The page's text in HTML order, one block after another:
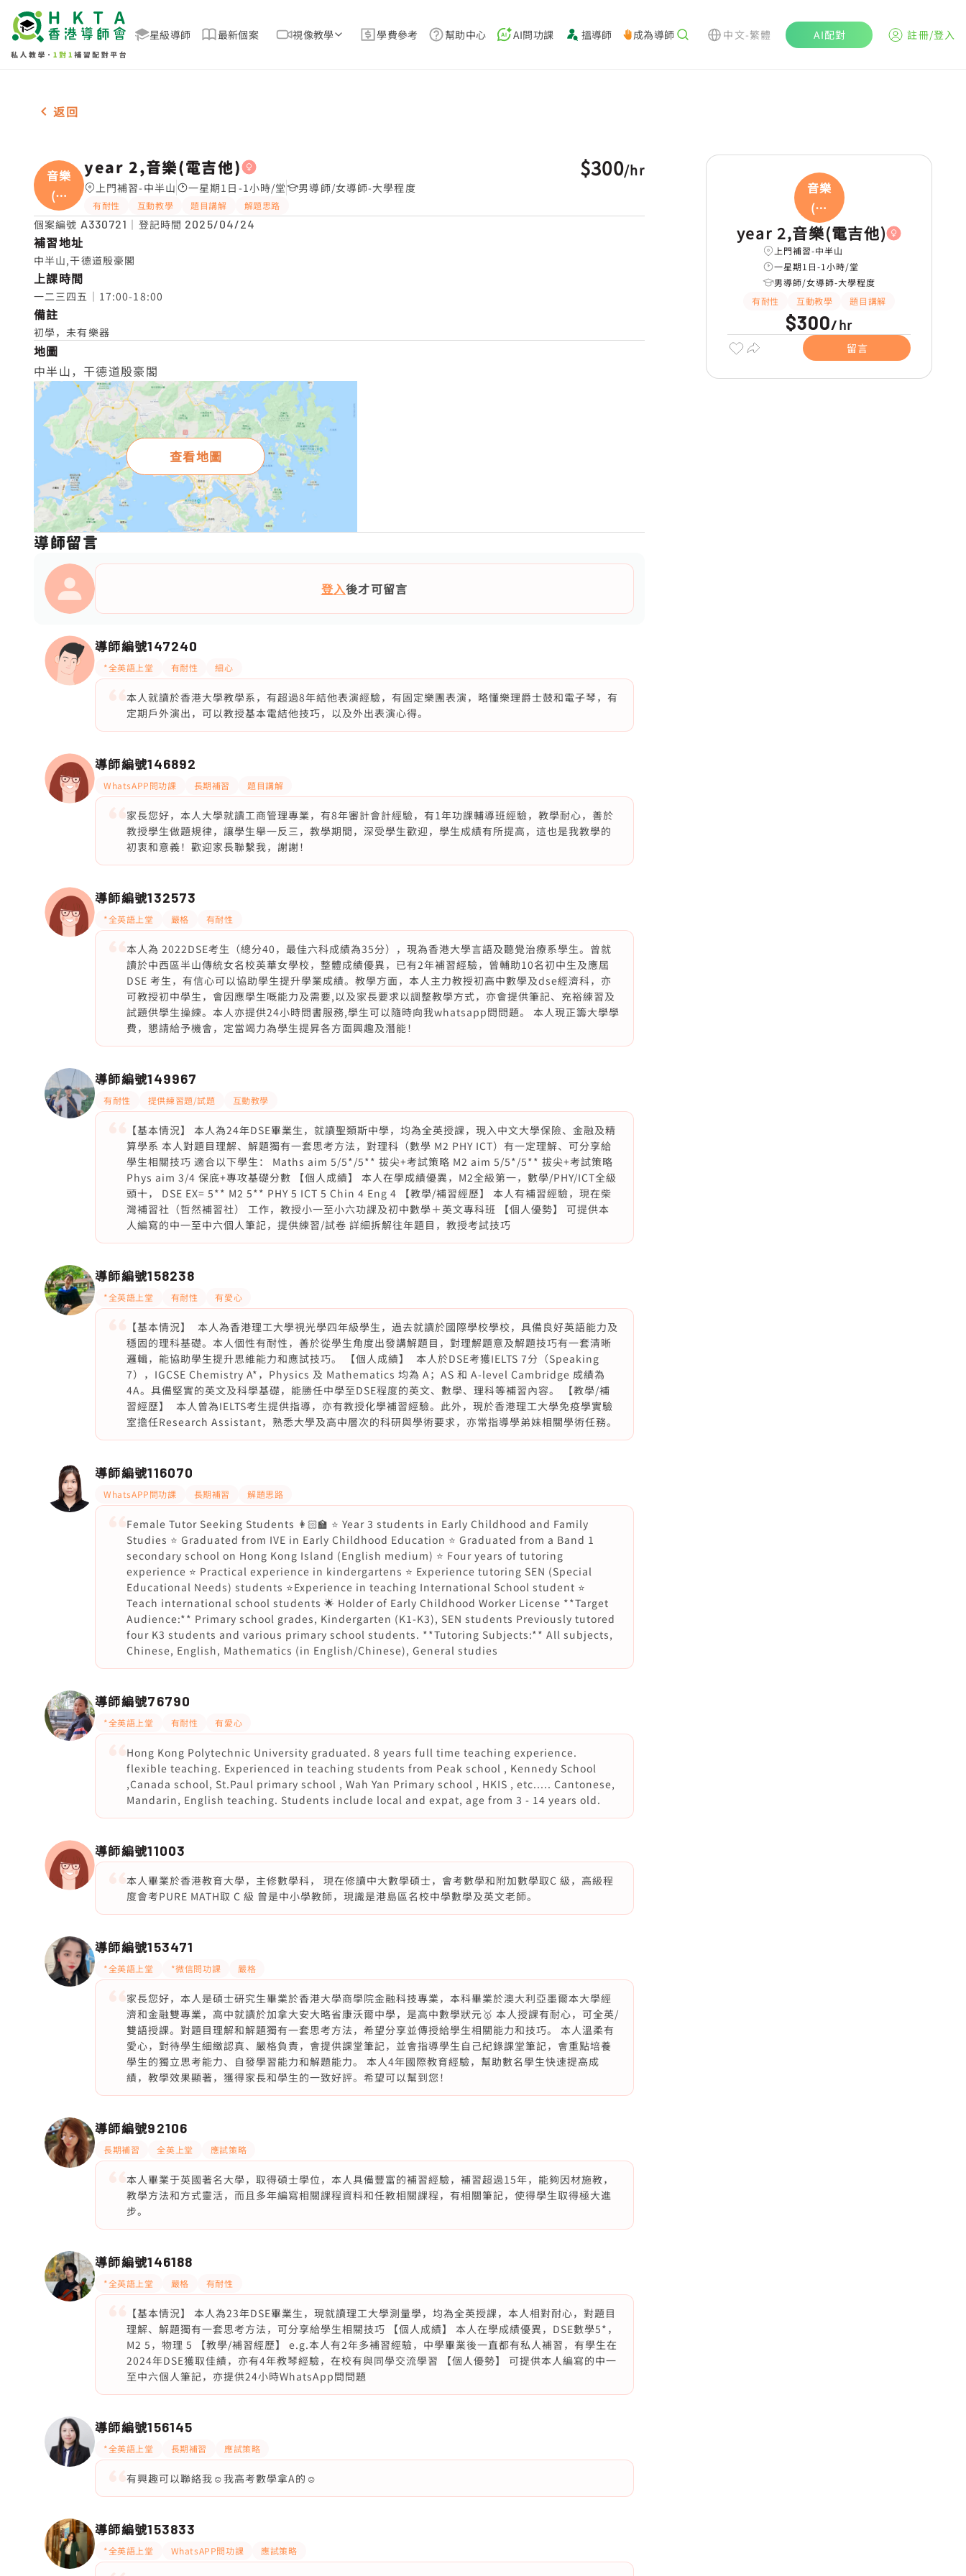
星級導師 最新個案 視像教學 學費參考 幫助中心 AI問功課 搵導師 成為導師 中文-繁體 AI配對 註冊/登入
女-1名 year 2,音樂(電吉他)，中半山 補習推介
返回
音樂
(電
吉
year 2,音樂(電吉他)
上門補習-中半山 一星期1日-1小時/堂 男導師/女導師-大學程度
有耐性 互動教學 題目講解 解題思路
$300/hr
個案編號 A330721 ｜登記時間 2025/04/24
補習地址
中半山,干德道殷豪閣
上課時間
一二三四五｜17:00-18:00
備註
初學，未有樂器
地圖
中半山，干德道殷豪閣
查看地圖
導師留言
登入後才可留言
導師編號147240
*全英語上堂 有耐性 細心
本人就讀於香港大學教學系，有超過8年結他表演經驗，有固定樂團表演，略懂樂理爵士鼓和電子琴，有
定期戶外演出，可以教授基本電結他技巧，以及外出表演心得。
導師編號146892
WhatsAPP問功課 長期補習 題目講解
家長您好，本人大學就讀工商管理專業，有8年審計會計經驗，有1年功課輔導班經驗，教學耐心，善於
教授學生做題規律，讓學生舉一反三，教學期間，深受學生歡迎，學生成績有所提高，這也是我教學的
初衷和意義！歡迎家長聯繫我，謝謝！
導師編號132573
*全英語上堂 嚴格 有耐性
本人為 2022DSE考生（總分40，最佳六科成績為35分），現為香港大學言語及聽覺治療系學生。曾就
讀於中西區半山傳統女名校英華女學校，整體成績優異，已有2年補習經驗，曾輔助10名初中生及應屆
DSE 考生，有信心可以協助學生提升學業成績。教學方面，本人主力教授初高中數學及dse經濟科，亦
可教授初中學生，會因應學生嘅能力及需要,以及家長要求以調整教學方式，亦會提供筆記、充裕練習及
試題供學生操練。本人亦提供24小時問書服務,學生可以隨時向我whatsapp問問題。 本人現正籌大學學
費，懇請給予機會，定當竭力為學生提昇各方面興趣及潛能！
導師編號149967
有耐性 提供練習題/試題 互動教學
【基本情況】 本人為24年DSE畢業生，就讀聖類斯中學，均為全英授課，現入中文大學保險、金融及精
算學系 本人對題目理解、解題獨有一套思考方法，對理科（數學 M2 PHY ICT）有一定理解、可分享給
學生相關技巧 適合以下學生： Maths aim 5/5*/5** 拔尖+考試策略 M2 aim 5/5*/5** 拔尖+考試策略
Phys aim 3/4 保底+專攻基礎分數 【個人成績】 本人在學成績優異，M2全級第一，數學/PHY/ICT全級
頭十， DSE EX= 5** M2 5** PHY 5 ICT 5 Chin 4 Eng 4 【教學/補習經歷】 本人有補習經驗，現在柴
灣補習社（哲然補習社） 工作，教授小一至小六功課及初中數學＋英文專科班 【個人優勢】 可提供本
人編寫的中一至中六個人筆記，提供練習/試卷 詳細拆解往年題目，教授考試技巧
導師編號158238
*全英語上堂 有耐性 有愛心
【基本情況】 本人為香港理工大學視光學四年級學生，過去就讀於國際學校學校，具備良好英語能力及
穩固的理科基礎。本人個性有耐性，善於從學生角度出發講解題目，對理解題意及解題技巧有一套清晰
邏輯，能協助學生提升思維能力和應試技巧。 【個人成績】 本人於DSE考獲IELTS 7分（Speaking
7），IGCSE Chemistry A*，Physics 及 Mathematics 均為 A；AS 和 A-level Cambridge 成績為
4A。具備堅實的英文及科學基礎，能勝任中學至DSE程度的英文、數學、理科等補習內容。 【教學/補
習經歷】 本人曾為IELTS考生提供指導，亦有教授化學補習經驗。此外，現於香港理工大學免疫學實驗
室擔任Research Assistant，熟悉大學及高中層次的科研與學術要求，亦常指導學弟妹相關學術任務。
導師編號116070
WhatsAPP問功課 長期補習 解題思路
Female Tutor Seeking Students 👩🏻‍🏫 ⭐️ Year 3 students in Early Childhood and Family
Studies ⭐️ Graduated from IVE in Early Childhood Education ⭐️ Graduated from a Band 1
secondary school on Hong Kong Island (English medium) ⭐️ Four years of tutoring
experience ⭐️ Practical experience in kindergartens ⭐️ Experience tutoring SEN (Special
Educational Needs) students ⭐Experience in teaching International School student ⭐️
Teach international school students 🌟 Holder of Early Childhood Worker License **Target
Audience:** Primary school grades, Kindergarten (K1-K3), SEN students Previously tutored
four K3 students and various primary school students. **Tutoring Subjects:** All subjects,
Chinese, English, Mathematics (in English/Chinese), General studies
導師編號76790
*全英語上堂 有耐性 有愛心
Hong Kong Polytechnic University graduated. 8 years full time teaching experience.
flexible teaching. Experienced in teaching students from Peak school , Kennedy School
,Canada school, St.Paul primary school , Wah Yan Primary school , HKIS , etc..... Cantonese,
Mandarin, English teaching. Students include local and expat, age from 3 - 14 years old.
導師編號11003
本人畢業於香港教育大學，主修數學科， 現在修讀中大數學碩士，會考數學和附加數學取C 級，高級程
度會考PURE MATH取 C 級 曾是中小學教師，現識是港島區名校中學數學及英文老師。
導師編號153471
*全英語上堂 *微信問功課 嚴格
家長您好，本人是碩士研究生畢業於香港大學商學院金融科技專業，本科畢業於澳大利亞墨爾本大學經
濟和金融雙專業，高中就讀於加拿大安大略省康沃爾中學，是高中數學狀元🥇 本人授課有耐心，可全英/
雙語授課。對題目理解和解題獨有一套思考方法，希望分享並傳授給學生相關能力和技巧。 本人溫柔有
愛心，對待學生細緻認真、嚴格負責，會提供課堂筆記，並會指導學生自己紀錄課堂筆記，會重點培養
學生的獨立思考能力、自發學習能力和解題能力。 本人4年國際教育經驗，幫助數名學生快速提高成
績，教學效果顯著，獲得家長和學生的一致好評。希望可以幫到您！
導師編號92106
長期補習 全英上堂 應試策略
本人畢業于英國著名大學，取得碩士學位，本人具備豐富的補習經驗，補習超過15年，能夠因材施教，
教學方法和方式靈活，而且多年編寫相關課程資料和任教相關課程，有相關筆記，使得學生取得極大進
步。
導師編號146188
*全英語上堂 嚴格 有耐性
【基本情況】 本人為23年DSE畢業生，現就讀理工大學測量學，均為全英授課，本人相對耐心，對題目
理解、解題獨有一套思考方法，可分享給學生相關技巧 【個人成績】 本人在學成績優異，DSE數學5*，
M2 5，物理 5 【教學/補習經歷】 e.g.本人有2年多補習經驗，中學畢業後一直都有私人補習，有學生在
2024年DSE獲取佳績，亦有4年教琴經驗，在校有與同學交流學習 【個人優勢】 可提供本人編寫的中一
至中六個人筆記，亦提供24小時WhatsApp問問題
導師編號156145
*全英語上堂 長期補習 應試策略
有興趣可以聯絡我☺️我高考數學拿A的☺️
導師編號153833
*全英語上堂 WhatsAPP問功課 應試策略
音樂
(電
吉
year 2,音樂(電吉他)
上門補習-中半山
一星期1日-1小時/堂
男導師/女導師-大學程度
有耐性
互動教學 題目講解
$300/hr
留言